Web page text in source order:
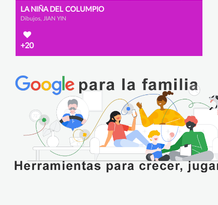
LA NIÑA DEL COLUMPIO
Dibujos, JIAN YIN
+20